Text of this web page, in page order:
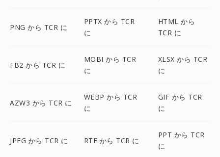
PNG から TCR に
PPTX から TCR
に
HTML から
TCR に
FB2 から TCR に
MOBI から TCR
に
XLSX から TCR
に
AZW3 から TCR に
WEBP から TCR
に
GIF から TCR
に
JPEG から TCR に RTF から TCR に
PPT から TCR
に